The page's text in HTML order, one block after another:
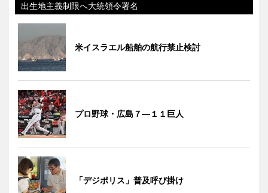
出生地主義制限へ大統領令署名
米イスラエル船舶の航行禁止検討
プロ野球・広島７―１１巨人
「デジポリス」普及呼び掛け